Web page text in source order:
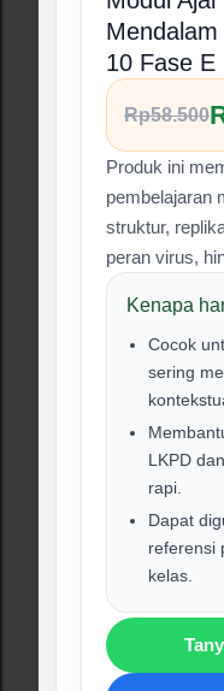
Peranan
Modul Ajar
Kelas 10
Rp58.500
RPM materi
membantu
bakteri dalam
melalui
Kenapa
berbasis
sederhana.
Cocok
dekat
hari.